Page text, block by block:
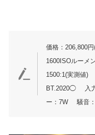
価格：206,800
1600ISOルーメ
1500:1(実測値)
BT.2020◯
入
ー：7W
騒音